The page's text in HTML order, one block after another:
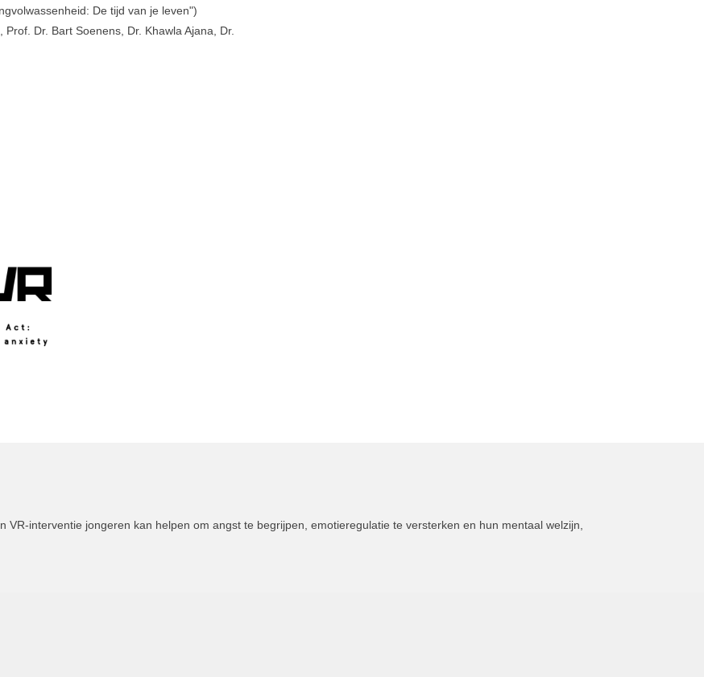
De tijd van je leven")
Prof. Dr. Bart Soenens, Dr. Khawla Ajana, Dr.
interventie jongeren kan helpen om angst te begrijpen, emotieregulatie te versterken en hun mentaal welzijn,